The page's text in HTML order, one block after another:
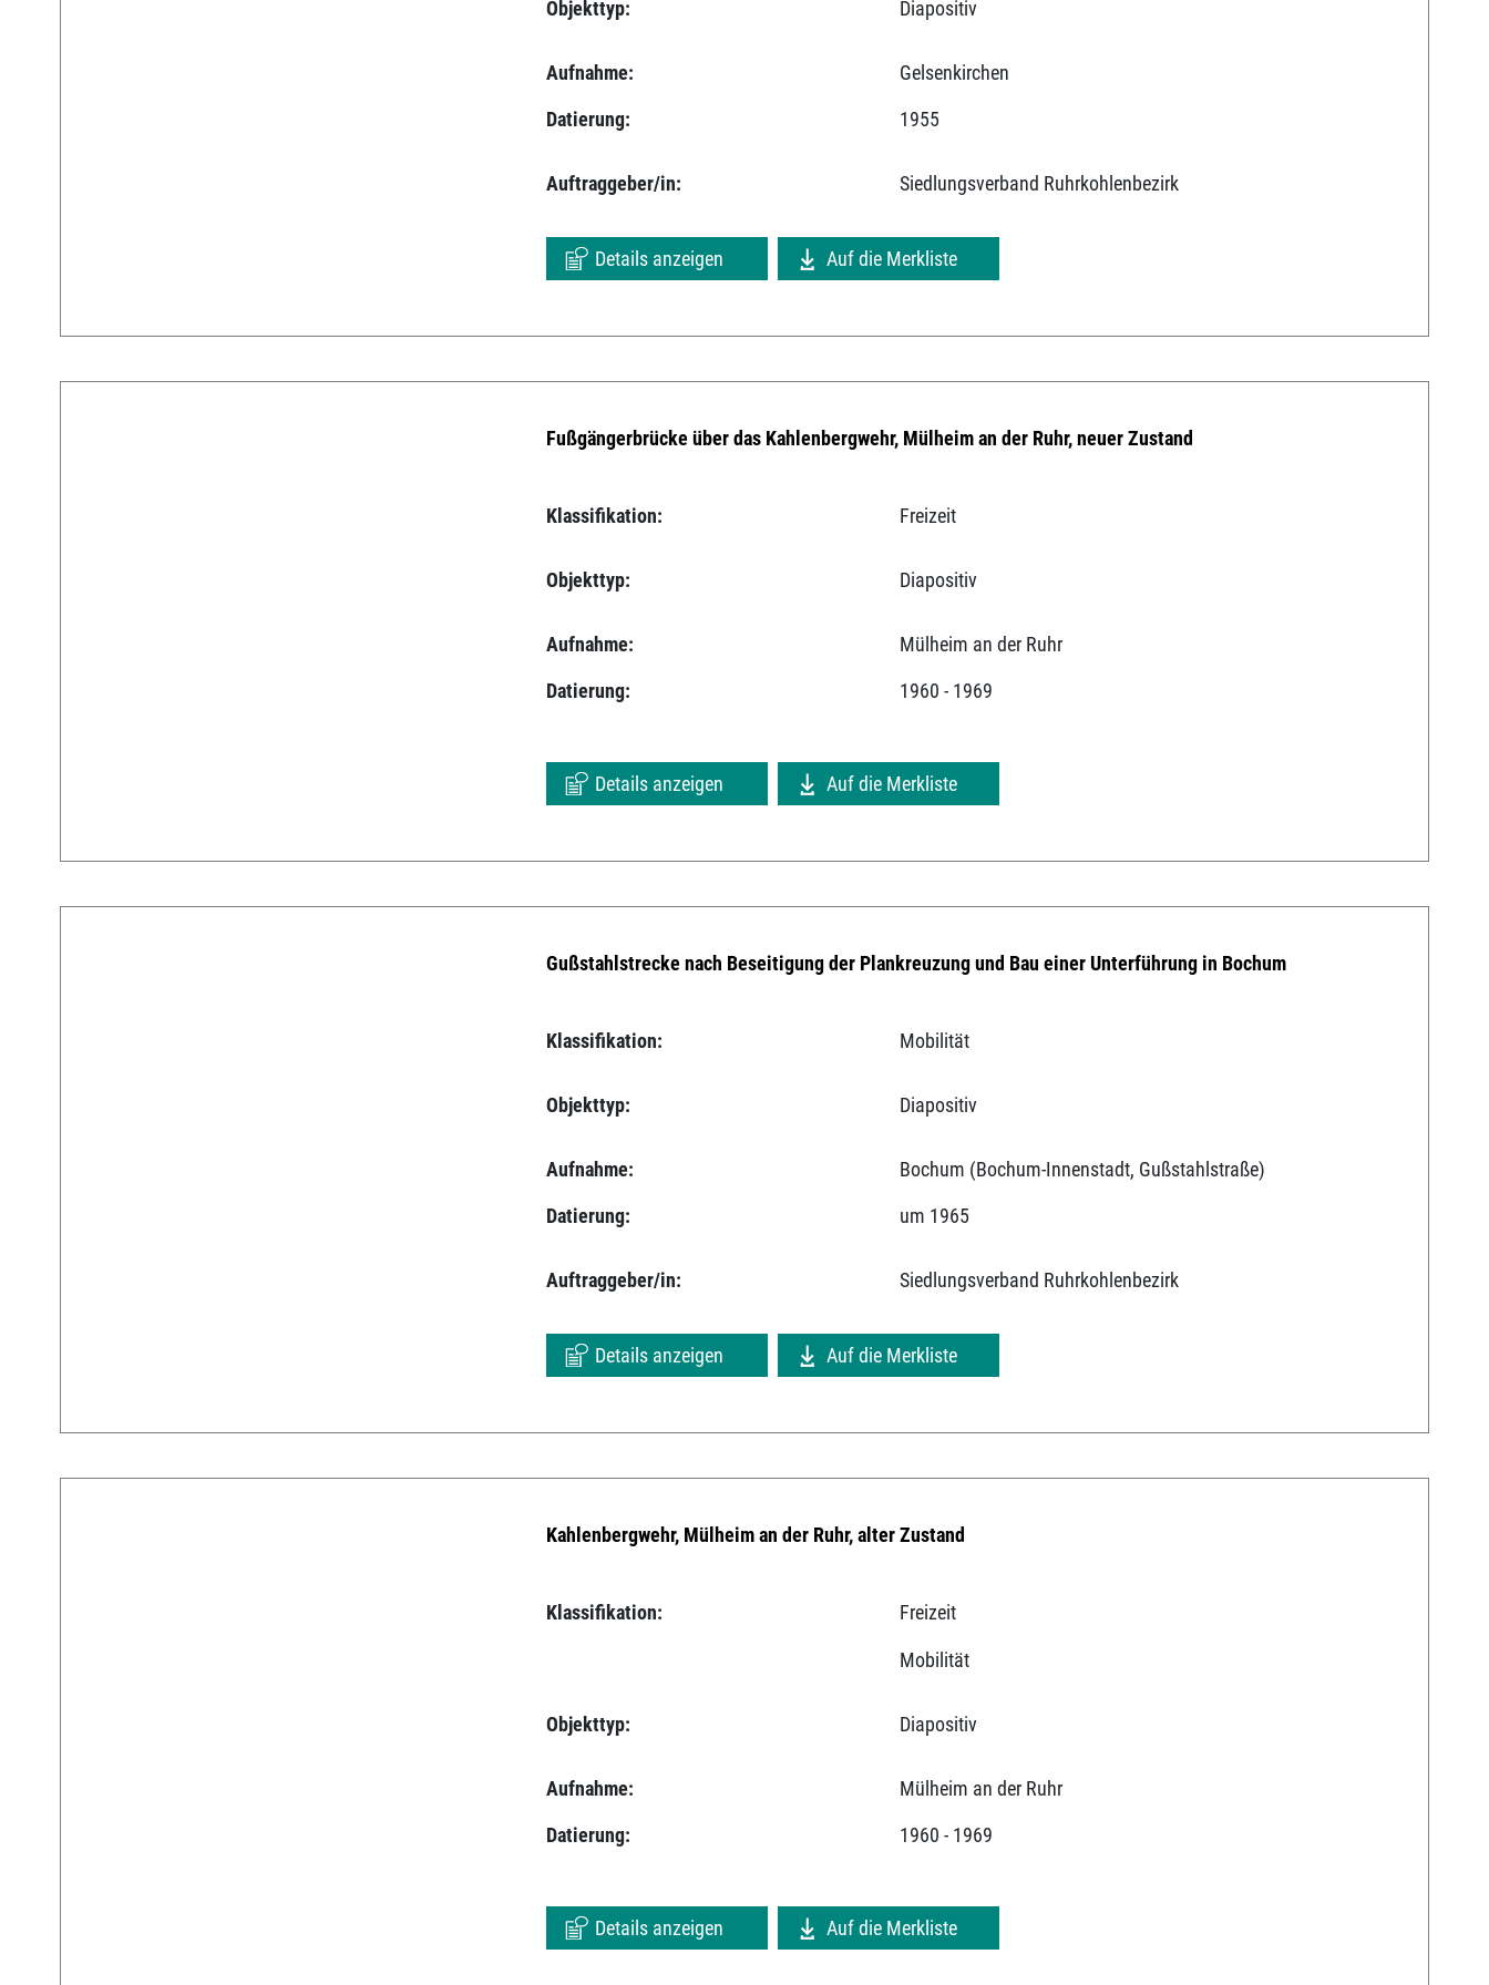
Objekttyp: Diapositiv
Aufnahme:
Gelsenkirchen
Datierung:
1955
Auftraggeber/in: Siedlungsverband Ruhrkohlenbezirk
Details anzeigen Auf die Merkliste
Fußgängerbrücke über das Kahlenbergwehr, Mülheim an der Ruhr, neuer Zustand
Klassifikation: Freizeit
Objekttyp: Diapositiv
Aufnahme:
Mülheim an der Ruhr
Datierung:
1960 - 1969
Details anzeigen Auf die Merkliste
Gußstahlstrecke nach Beseitigung der Plankreuzung und Bau einer Unterführung in Bochum
Klassifikation: Mobilität
Objekttyp: Diapositiv
Aufnahme:
Bochum (Bochum-Innenstadt, Gußstahlstraße)
Datierung:
um 1965
Auftraggeber/in: Siedlungsverband Ruhrkohlenbezirk
Details anzeigen Auf die Merkliste
Kahlenbergwehr, Mülheim an der Ruhr, alter Zustand
Klassifikation: Freizeit
Mobilität
Objekttyp: Diapositiv
Aufnahme:
Mülheim an der Ruhr
Datierung:
1960 - 1969
Details anzeigen Auf die Merkliste